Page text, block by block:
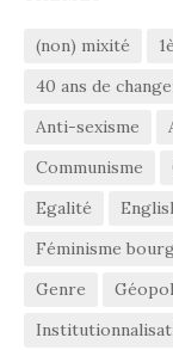
(non) mixité
40 ans de
Anti-sexisme
Communisme
Egalité
Féminisme
Genre